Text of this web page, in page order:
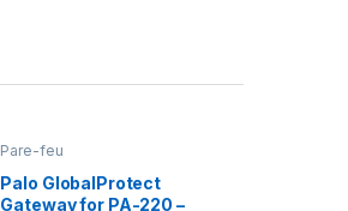
Pare-feu
Palo GlobalProtect
Gateway for PA-220 –